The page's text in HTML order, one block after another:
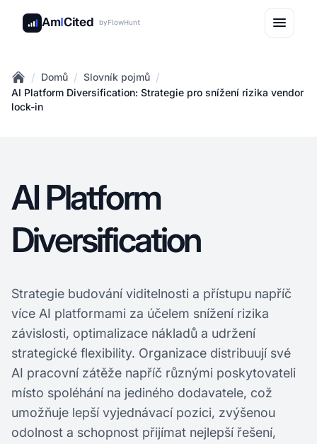
AmICited byFlowHunt
Home
/ Domů / Slovník pojmů /
AI Platform Diversification: Strategie pro snížení rizika vendor
lock-in
AI Platform
Diversification
Strategie budování viditelnosti a přístupu napříč
více AI platformami za účelem snížení rizika
závislosti, optimalizace nákladů a udržení
strategické flexibility. Organizace distribuují své
AI pracovní zátěže napříč různými poskytovateli
místo spoléhání na jediného dodavatele, což
umožňuje lepší vyjednávací pozici, zvýšenou
odolnost a schopnost přijímat nejlepší řešení,